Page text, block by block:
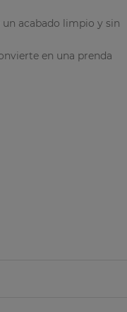
acabado limpio y sin
en una prenda